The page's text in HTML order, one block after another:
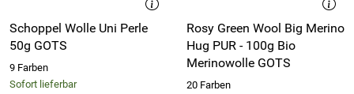
Schoppel Wolle Uni Perle
50g GOTS
9 Farben
Sofort lieferbar
Rosy Green Wool Big Merino
Hug PUR - 100g Bio
Merinowolle GOTS
20 Farben